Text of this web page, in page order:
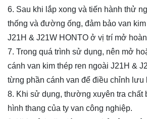
6. Sau khi lắp xong và tiến hành thử
thống và đường ống, đảm bảo van
J21H & J21W HONTO ở vị trí mở
7. Trong quá trình sử dụng, nên mở
cánh van kim thép ren ngoài J21H &
từng phần cánh van để điều chỉnh lưu
8. Khi sử dụng, thường xuyên tra chất
hình thang của ty van công nghiệp.